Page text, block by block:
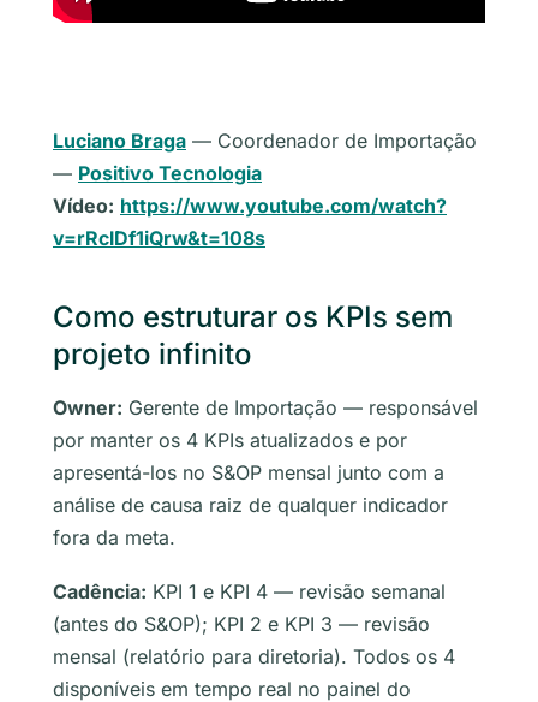
Luciano Braga — Coordenador de Importação
— Positivo Tecnologia
Vídeo: https://www.youtube.com/watch?
v=rRclDf1iQrw&t=108s
Como estruturar os KPIs sem
projeto infinito
Owner: Gerente de Importação — responsável
por manter os 4 KPIs atualizados e por
apresentá-los no S&OP mensal junto com a
análise de causa raiz de qualquer indicador
fora da meta.
Cadência: KPI 1 e KPI 4 — revisão semanal
(antes do S&OP); KPI 2 e KPI 3 — revisão
mensal (relatório para diretoria). Todos os 4
disponíveis em tempo real no painel do